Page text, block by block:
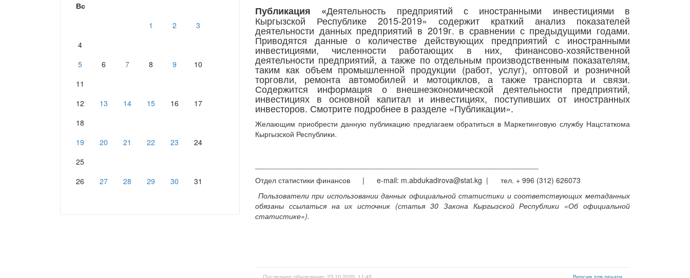
Вс
1
2
3
4
5
6 7 8 9
10
11
12
13 14 15 16
17
18
19
20 21 22 23
24
25
26
27 28 29 30 31
Публикация «Деятельность предприятий с иностранными инвестициями в
Кыргызской Республике 2015-2019» содержит краткий анализ показателей
деятельности данных предприятий в 2019г. в сравнении с предыдущими годами.
Приводятся данные о количестве действующих предприятий с иностранными
инвестициями, численности работающих в них, финансово-хозяйственной
деятельности предприятий, а также по отдельным производственным показателям,
таким как объем промышленной продукции (работ, услуг), оптовой и розничной
торговли, ремонта автомобилей и мотоциклов, а также транспорта и связи.
Содержится информация о внешнеэкономической деятельности предприятий,
инвестициях в основной капитал и инвестициях, поступивших от иностранных
инвесторов. Смотрите подробнее в разделе «Публикации».
Желающим приобрести данную публикацию предлагаем обратиться в Маркетинговую службу Нацстаткома
Кыргызской Республики.
Отдел статистики финансов | e-mail: m.abdukadirova@stat.kg | тел. + 996 (312) 626073
Пользователи при использовании данных официальной статистики и соответствующих метаданных
обязаны ссылаться на их источник (статья 30 Закона Кыргызской Республики «Об официальной
статистике»).